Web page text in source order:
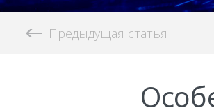
Предыдущая статья